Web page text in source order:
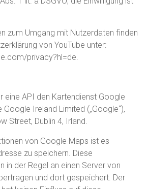
zum Umgang mit Nutzerdaten finden
von YouTube unter:
privacy?hl=de.
eine API den Kartendienst Google
Ireland Limited („Google“),
Street, Dublin 4, Irland.
von Google Maps ist es
zu speichern. Diese
in der Regel an einen Server von
und dort gespeichert. Der